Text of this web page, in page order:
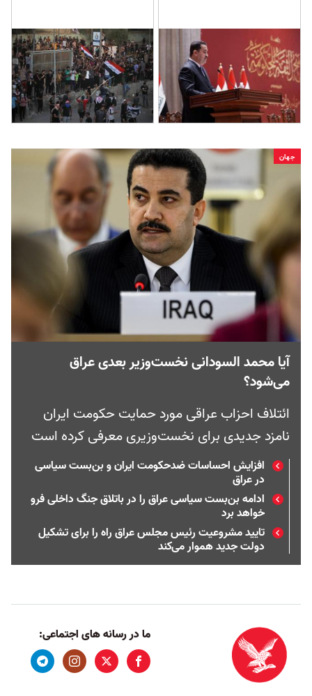
جهان
آیا محمد السودانی نخست‌وزیر بعدی عراق
می‌شود؟
ائتلاف احزاب عراقی مورد حمایت حکومت ایران
نامزد جدیدی برای نخست‌وزیری معرفی کرده است
افزایش احساسات ضدحکومت ایران و بن‌بست سیاسی
در عراق
ادامه بن‌بست سیاسی عراق را در باتلاق جنگ داخلی فرو
خواهد برد
تایید مشروعیت رئیس مجلس عراق راه را برای تشکیل
دولت جدید هموار می‌کند
ما در رسانه های اجتماعی: